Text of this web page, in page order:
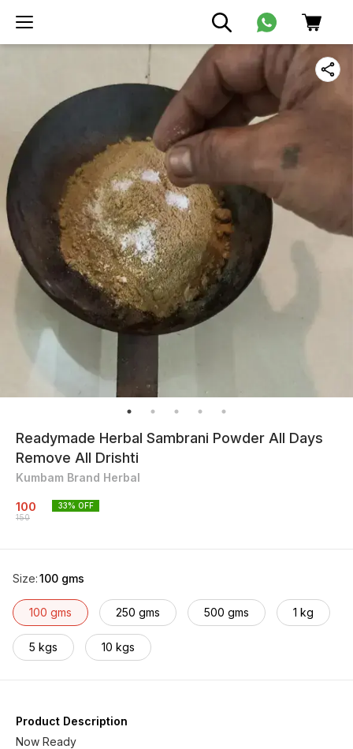
Readymade Herbal Sambrani Powder All Days
Remove All Drishti
Kumbam Brand Herbal
100
150
33% OFF
Size:100 gms
100 gms 250 gms 500 gms 1 kg
5 kgs 10 kgs
Product Description
Now Ready